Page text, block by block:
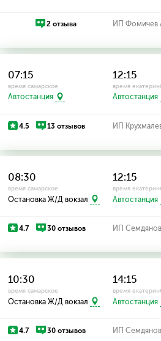
2 отзыва ИП Фомичев
07:15
время самарское
Автостанция
12:15
время
Автостанция
4.5 13 отзывов ИП
08:30
время самарское
Остановка Ж/Д вокзал
12:15
время
Автостанция
4.7 30 отзывов ИП
10:30
время самарское
Остановка Ж/Д вокзал
14:15
время
Автостанция
4.7 30 отзывов ИП